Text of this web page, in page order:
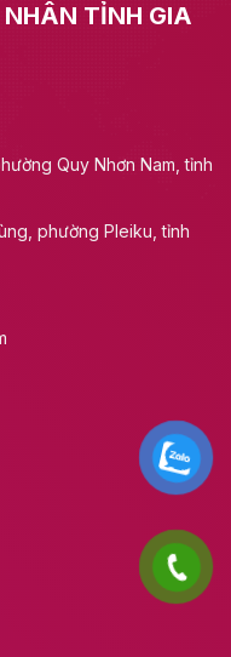
TỈNH GIA
Quy Nhơn Nam, tỉnh
phường Pleiku, tỉnh